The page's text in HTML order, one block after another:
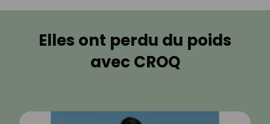
Elles ont perdu du poids
avec CROQ